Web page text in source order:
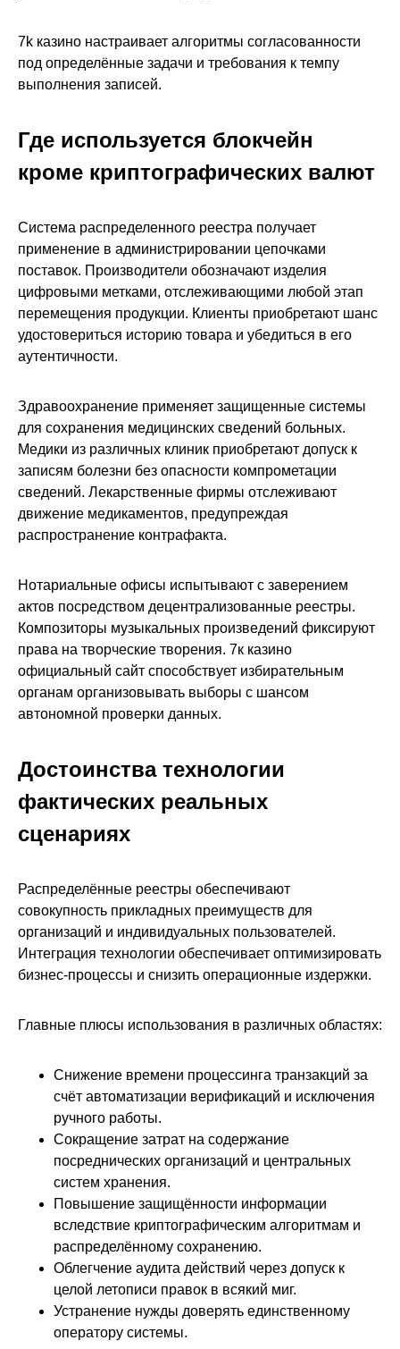
7k казино настраивает алгоритмы согласованности
под определённые задачи и требования к темпу
выполнения записей.
Где используется блокчейн
кроме криптографических валют
Система распределенного реестра получает
применение в администрировании цепочками
поставок. Производители обозначают изделия
цифровыми метками, отслеживающими любой этап
перемещения продукции. Клиенты приобретают шанс
удостовериться историю товара и убедиться в его
аутентичности.
Здравоохранение применяет защищенные системы
для сохранения медицинских сведений больных.
Медики из различных клиник приобретают допуск к
записям болезни без опасности компрометации
сведений. Лекарственные фирмы отслеживают
движение медикаментов, предупреждая
распространение контрафакта.
Нотариальные офисы испытывают с заверением
актов посредством децентрализованные реестры.
Композиторы музыкальных произведений фиксируют
права на творческие творения. 7к казино
официальный сайт способствует избирательным
органам организовывать выборы с шансом
автономной проверки данных.
Достоинства технологии
фактических реальных
сценариях
Распределённые реестры обеспечивают
совокупность прикладных преимуществ для
организаций и индивидуальных пользователей.
Интеграция технологии обеспечивает оптимизировать
бизнес-процессы и снизить операционные издержки.
Главные плюсы использования в различных областях:
Снижение времени процессинга транзакций за
счёт автоматизации верификаций и исключения
ручного работы.
Сокращение затрат на содержание
посреднических организаций и центральных
систем хранения.
Повышение защищённости информации
вследствие криптографическим алгоритмам и
распределённому сохранению.
Облегчение аудита действий через допуск к
целой летописи правок в всякий миг.
Устранение нужды доверять единственному
оператору системы.